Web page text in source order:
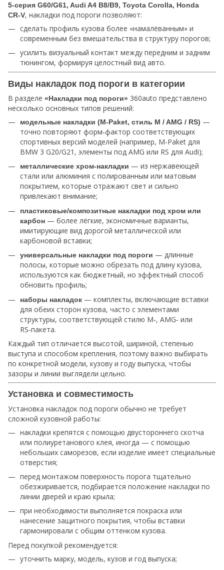
5‑серия G60/G61, Audi A4 B8/B9, Toyota Corolla, Honda
CR‑V, накладки под пороги позволяют:
сделать профиль кузова более «намалёванным» и
современным без вмешательства в структуру порогов;
усилить визуальный контакт между передним и задним
тюнингом, формируя целостный вид авто.
Виды накладок под пороги в категории
В разделе «Накладки под пороги» 360auto представлено
несколько основных типов решений:
модельные накладки (M‑Paket, стиль M / AMG / RS) —
точно повторяют форм‑фактор соответствующих
спортивных версий моделей (например, M‑Paket для
BMW 3 G20/G21, элементы под AMG или RS для Audi);
металлические хром‑накладки — из нержавеющей
стали или алюминия с полированным или матовым
покрытием, которые отражают свет и сильно
привлекают внимание;
пластиковые/композитные накладки под хром или
карбон — более лёгкие, экономичные варианты,
имитирующие вид дорогой металлической или
карбоновой вставки;
универсальные накладки под пороги — длинные
полосы, которые можно обрезать под длину кузова,
используются как бюджетный, но эффектный способ
обновить профиль;
наборы накладок — комплекты, включающие вставки
для обеих сторон кузова, часто с элементами
структуры, соответствующей стилю M‑, AMG‑ или
RS‑пакета.
Каждый тип отличается высотой, шириной, степенью
выступа и способом крепления, поэтому важно выбирать
по конкретной модели, кузову и году выпуска, чтобы
зазоры и линии выглядели цельно.
Установка и совместимость
Установка накладок под пороги обычно не требует
сложной кузовной работы:
накладки крепятся с помощью двустороннего скотча
или полиуретанового клея, иногда — с помощью
небольших саморезов, если изделие имеет специальные
отверстия;
перед монтажом поверхность порога тщательно
обезжиривается, подбирается положение накладки по
линии дверей и краю крыла;
при необходимости выполняется покраска или
нанесение защитного покрытия, чтобы вставки
гармонировали с общим оттенком кузова.
Перед покупкой рекомендуется:
уточнить марку, модель, кузов и год выпуска;